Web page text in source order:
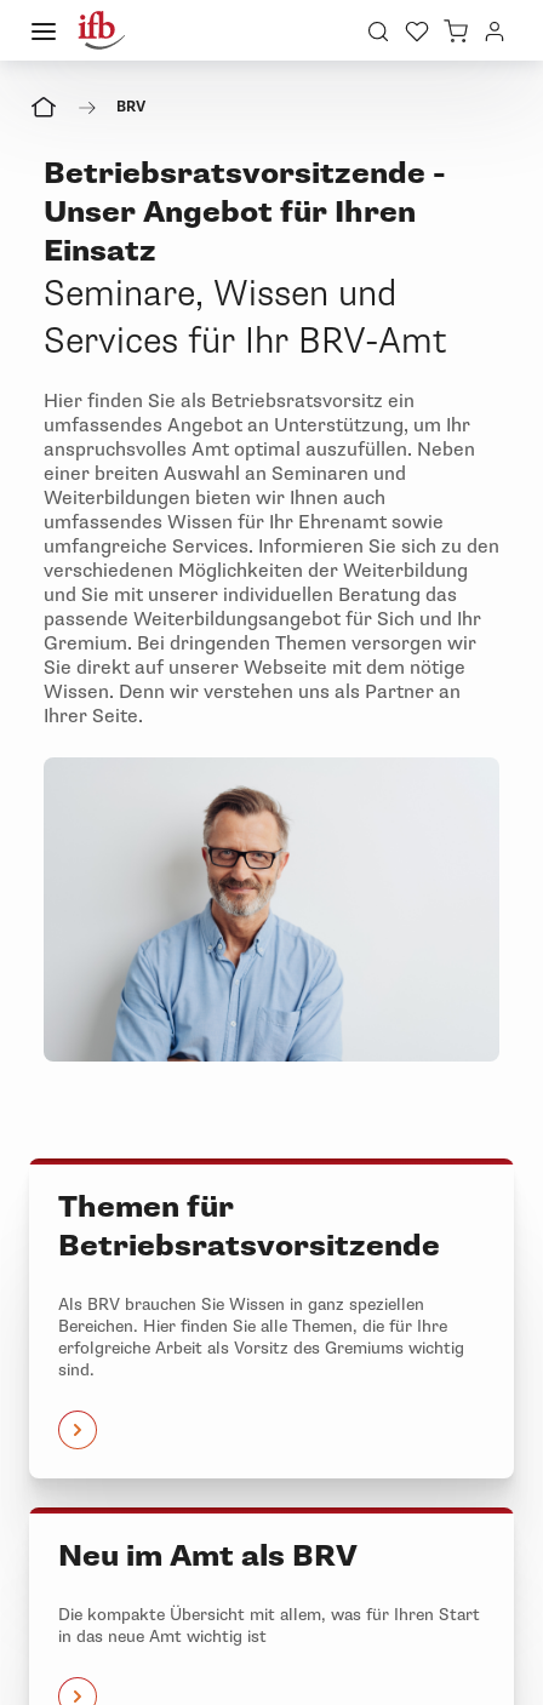
BRV
Betriebsratsvorsitzende -
Unser Angebot für Ihren
Einsatz
Seminare, Wissen und
Services für Ihr BRV-Amt
Hier finden Sie als Betriebsratsvorsitz ein
umfassendes Angebot an Unterstützung, um Ihr
anspruchsvolles Amt optimal auszufüllen. Neben
einer breiten Auswahl an Seminaren und
Weiterbildungen bieten wir Ihnen auch
umfassendes Wissen für Ihr Ehrenamt sowie
umfangreiche Services. Informieren Sie sich zu den
verschiedenen Möglichkeiten der Weiterbildung
und Sie mit unserer individuellen Beratung das
passende Weiterbildungsangebot für Sich und Ihr
Gremium. Bei dringenden Themen versorgen wir
Sie direkt auf unserer Webseite mit dem nötige
Wissen. Denn wir verstehen uns als Partner an
Ihrer Seite.
Themen für
Betriebsratsvorsitzende
Als BRV brauchen Sie Wissen in ganz speziellen
Bereichen. Hier finden Sie alle Themen, die für Ihre
erfolgreiche Arbeit als Vorsitz des Gremiums wichtig
sind.
Neu im Amt als BRV
Die kompakte Übersicht mit allem, was für Ihren Start
in das neue Amt wichtig ist